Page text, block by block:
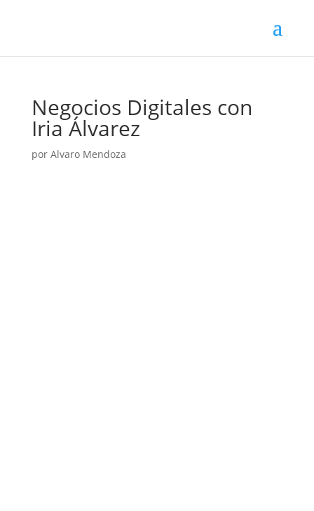
Negocios Digitales con
Iria Álvarez
por Alvaro Mendoza